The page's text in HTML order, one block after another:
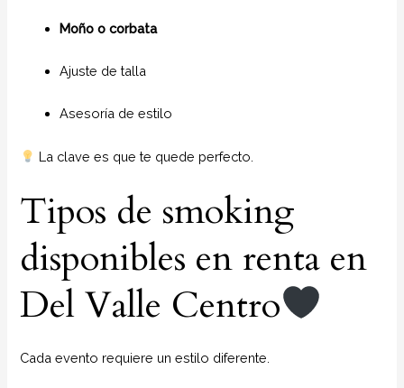
Moño o corbata
Ajuste de talla
Asesoría de estilo
La clave es que te quede perfecto.
Tipos de smoking
disponibles en renta en
Del Valle Centro
Cada evento requiere un estilo diferente.